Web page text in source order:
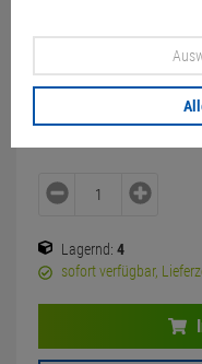
50.00 €
Lagernd: 4
sofort verfügbar,